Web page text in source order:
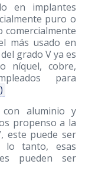
en implantes
puro o
comercialmente
más usado en
grado V ya es
níquel, cobre,
para
aluminio y
propenso a la
este puede ser
lo tanto, esas
pueden ser